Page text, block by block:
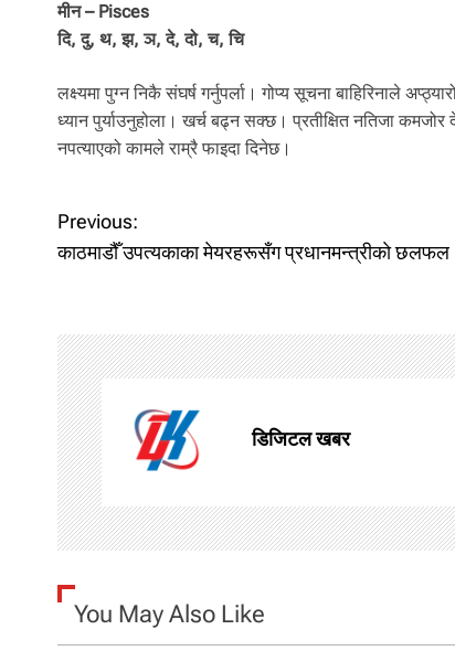
मीन – Pisces
दि, दु, थ, झ, ञ, दे, दो, च, चि
लक्ष्यमा पुग्न निकै संघर्ष गर्नुपर्ला। गोप्य सूचना बाहिरिनाले
ध्यान पुर्याउनुहोला। खर्च बढ्न सक्छ। प्रतीक्षित नतिजा
नपत्याएको कामले राम्रै फाइदा दिनेछ।
P
s
t
n
a
v
i
g
Previous:
काठमाडौँ उपत्यकाका मेयरहरूसँग प्रधानमन्त्रीकाे छलफल
डिजिटल खबर
You May Also Like